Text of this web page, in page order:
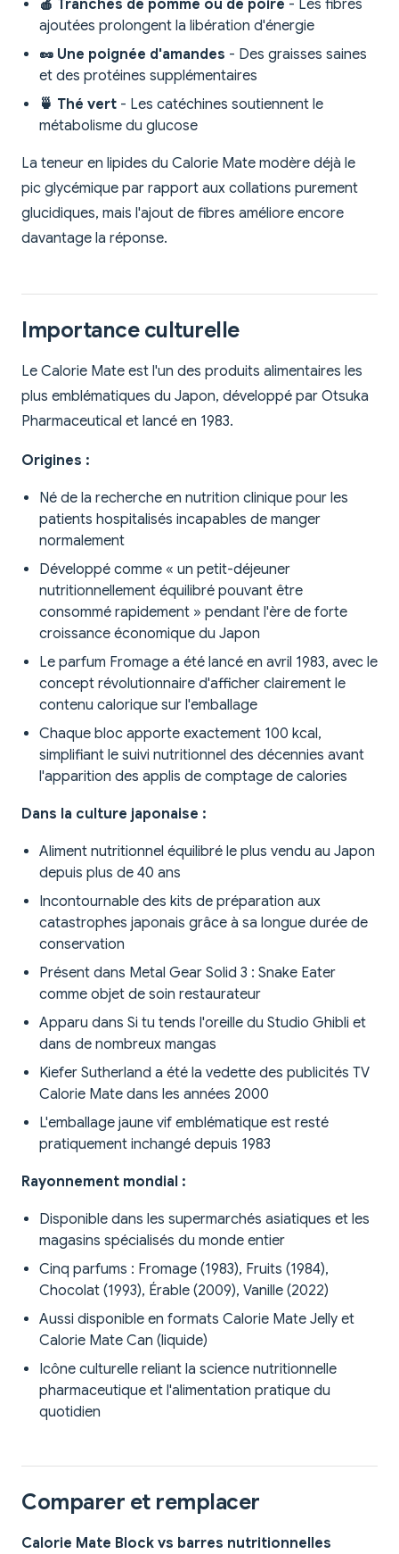
🍎 Tranches de pomme ou de poire - Les fibres
ajoutées prolongent la libération d'énergie
🥜 Une poignée d'amandes - Des graisses saines
et des protéines supplémentaires
🍵 Thé vert - Les catéchines soutiennent le
métabolisme du glucose
La teneur en lipides du Calorie Mate modère déjà le
pic glycémique par rapport aux collations purement
glucidiques, mais l'ajout de fibres améliore encore
davantage la réponse.
Importance culturelle
Le Calorie Mate est l'un des produits alimentaires les
plus emblématiques du Japon, développé par Otsuka
Pharmaceutical et lancé en 1983.
Origines :
Né de la recherche en nutrition clinique pour les
patients hospitalisés incapables de manger
normalement
Développé comme « un petit-déjeuner
nutritionnellement équilibré pouvant être
consommé rapidement » pendant l'ère de forte
croissance économique du Japon
Le parfum Fromage a été lancé en avril 1983, avec le
concept révolutionnaire d'afficher clairement le
contenu calorique sur l'emballage
Chaque bloc apporte exactement 100 kcal,
simplifiant le suivi nutritionnel des décennies avant
l'apparition des applis de comptage de calories
Dans la culture japonaise :
Aliment nutritionnel équilibré le plus vendu au Japon
depuis plus de 40 ans
Incontournable des kits de préparation aux
catastrophes japonais grâce à sa longue durée de
conservation
Présent dans Metal Gear Solid 3 : Snake Eater
comme objet de soin restaurateur
Apparu dans Si tu tends l'oreille du Studio Ghibli et
dans de nombreux mangas
Kiefer Sutherland a été la vedette des publicités TV
Calorie Mate dans les années 2000
L'emballage jaune vif emblématique est resté
pratiquement inchangé depuis 1983
Rayonnement mondial :
Disponible dans les supermarchés asiatiques et les
magasins spécialisés du monde entier
Cinq parfums : Fromage (1983), Fruits (1984),
Chocolat (1993), Érable (2009), Vanille (2022)
Aussi disponible en formats Calorie Mate Jelly et
Calorie Mate Can (liquide)
Icône culturelle reliant la science nutritionnelle
pharmaceutique et l'alimentation pratique du
quotidien
Comparer et remplacer
Calorie Mate Block vs barres nutritionnelles